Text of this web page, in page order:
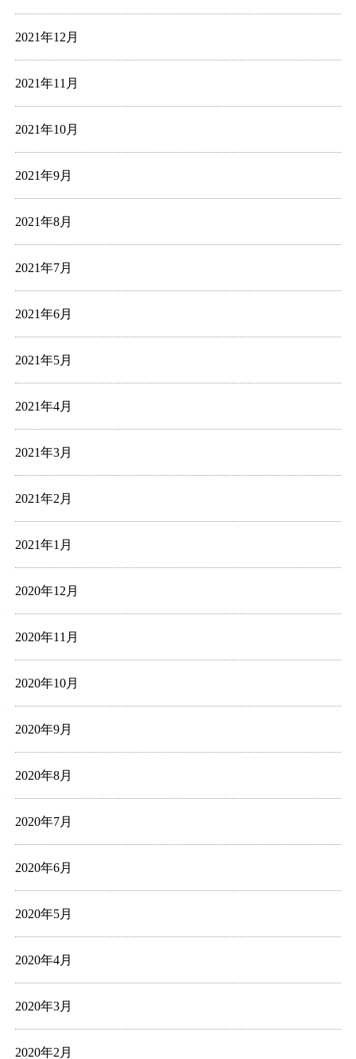
2021年12月
2021年11月
2021年10月
2021年9月
2021年8月
2021年7月
2021年6月
2021年5月
2021年4月
2021年3月
2021年2月
2021年1月
2020年12月
2020年11月
2020年10月
2020年9月
2020年8月
2020年7月
2020年6月
2020年5月
2020年4月
2020年3月
2020年2月